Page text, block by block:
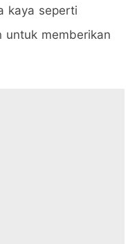
kaya seperti
untuk memberikan